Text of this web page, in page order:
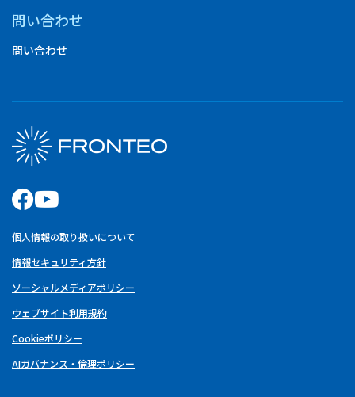
問い合わせ
問い合わせ
個人情報の取り扱いについて
情報セキュリティ方針
ソーシャルメディアポリシー
ウェブサイト利用規約
Cookieポリシー
AIガバナンス・倫理ポリシー